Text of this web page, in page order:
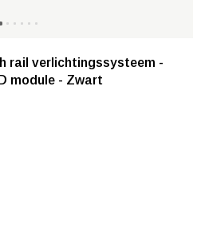
rail verlichtingssysteem -
module - Zwart